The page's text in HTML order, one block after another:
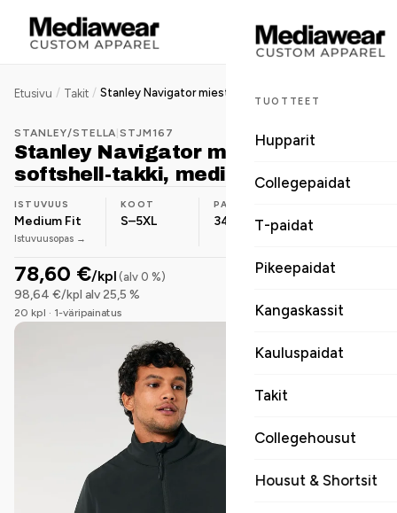
TUOTTEET
Hupparit
Collegepaidat
T-paidat
Pikeepaidat
Kangaskassit
Kauluspaidat
Takit
Collegehousut
Housut & Shortsit
Etusivu / Takit /
STANLEY/STELLA |STJM167
Stanley Navigator miesten
softshell-takki, medium fit, 342 g
ISTUVUUS
Medium Fit
Istuvuusopas →
KOOT
S–5XL
PAINO
342 g/m² Polyesteri
78,60 €/kpl (alv 0 %)
98,64 €/kpl alv 25,5 %
20 kpl · 1-väripainatus